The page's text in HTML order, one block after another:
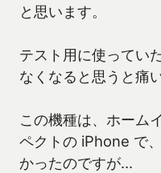
と思います。
テスト用に使ってい
なくなると思うと痛
この機種は、ホーム
ペクトの iPhone で
かったのですが…